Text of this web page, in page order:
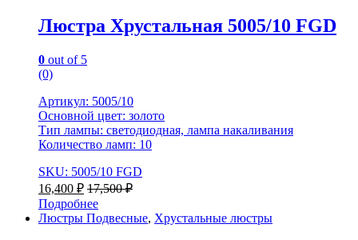
Люстра Хрустальная 5005/10 FGD
0 out of 5
(0)
Артикул: 5005/10
Основной цвет: золото
Тип лампы: светодиодная, лампа накаливания
Количество ламп: 10
SKU: 5005/10 FGD
16,400 ₽ 17,500₽
Подробнее
Люстры Подвесные, Хрустальные люстры